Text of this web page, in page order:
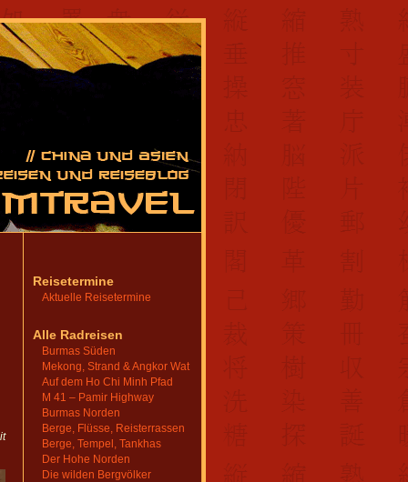
Reisetermine
Aktuelle Reisetermine
Alle Radreisen
Burmas Süden
Mekong, Strand & Angkor Wat
Auf dem Ho Chi Minh Pfad
M 41 – Pamir Highway
Burmas Norden
Berge, Flüsse, Reisterrassen
Berge, Tempel, Tankhas
Der Hohe Norden
Die wilden Bergvölker